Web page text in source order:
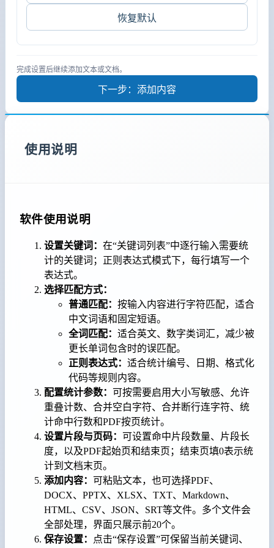
恢复默认
完成设置后继续添加文本或文档。
下一步：添加内容
使用说明
软件使用说明
设置关键词： 在“关键词列表”中逐行输入需要统
计的关键词；正则表达式模式下，每行填写一个
表达式。
选择匹配方式：
普通匹配： 按输入内容进行字符匹配，适合
中文词语和固定短语。
全词匹配： 适合英文、数字类词汇，减少被
更长单词包含时的误匹配。
正则表达式： 适合统计编号、日期、格式化
代码等规则内容。
配置统计参数： 可按需要启用大小写敏感、允许
重叠计数、合并空白字符、合并断行连字符、统
计命中行数和PDF按页统计。
设置片段与页码： 可设置命中片段数量、片段长
度，以及PDF起始页和结束页；结束页填0表示统
计到文档末页。
添加内容： 可粘贴文本，也可选择PDF、
DOCX、PPTX、XLSX、TXT、Markdown、
HTML、CSV、JSON、SRT等文件。多个文件会
全部处理，界面只展示前20个。
保存设置：
点击“保存设置”可保留当前关键词、